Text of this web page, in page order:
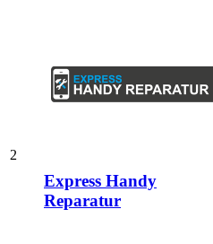
2
Express Handy
Reparatur